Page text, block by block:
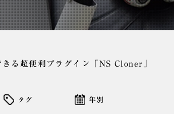
る超便利プラグイン「NS Cloner」
タグ 年別